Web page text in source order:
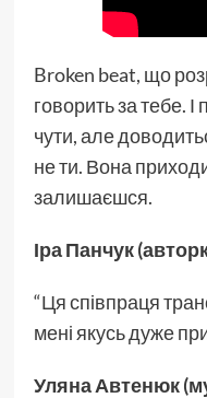
Broken beat, що
говорить за тебе.
чути, але
не ти. Вона
залишаєшся.
Іра Панчук
“Ця співпраця
мені якусь дуже
Уляна Автенюк